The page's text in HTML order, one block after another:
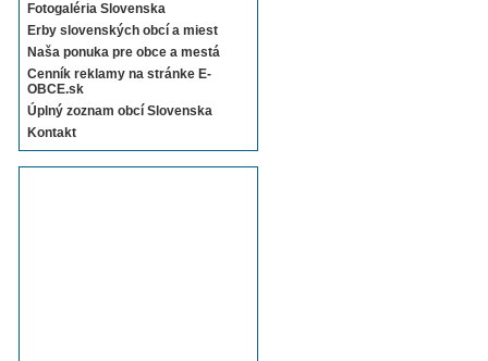
Fotogaléria Slovenska
Erby slovenských obcí a miest
Naša ponuka pre obce a mestá
Cenník reklamy na stránke E-
OBCE.sk
Úplný zoznam obcí Slovenska
Kontakt